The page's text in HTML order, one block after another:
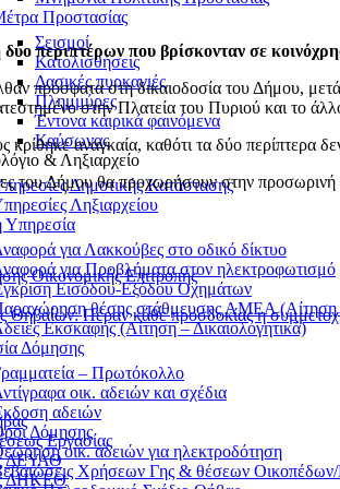
Προστασίας
Σεισμοί
Κατολισθήσεις
Δασικές πυρκαγιές
Πλημμύρες
Έντονα καιρικά φαινόμενα
Καύσωνας
& Ληξιαρχείο
Δημοτικής Κατάστασης
Ληξιαρχείου
Υπηρεσία
για Λακκούβες στο οδικό δίκτυο
για Προβλήματα στον ηλεκτροφωτισμό
Εισόδου-Εξόδου Οχημάτων
θέσης στάθμευσης ΑΜΕΑ (Αίτηση –
Εκσκαφής (Αίτηση – Δικαιολογητικά)
Δόμησης
– Πρωτόκολλο
οικ. αδειών και σχέδια
αδειών
Δόμησης
οικ. αδειών για ηλεκτροδότηση
Χρήσεων Γης & θέσεων
περιπτέρων που βρίσκονταν σε
πρόσφατα στη δικαιοδοσία του Δήμου,
στην Πλατεία του Πυριού και το
αναγκαία, καθότι τα δύο περίπτερα
του Δήμου θα προχωρήσουν στην
Οικονομικής Επιτροπής
Θηβαίων: Πέραν κάθε προσδοκίας η
Εργασίας
ΔΕΥΑΘ
ΔΗΚΕΘ